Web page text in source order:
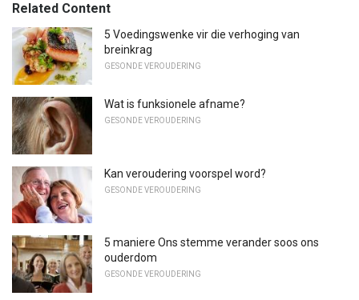
Related Content
5 Voedingswenke vir die verhoging van
breinkrag
GESONDE VEROUDERING
Wat is funksionele afname?
GESONDE VEROUDERING
Kan veroudering voorspel word?
GESONDE VEROUDERING
5 maniere Ons stemme verander soos ons
ouderdom
GESONDE VEROUDERING